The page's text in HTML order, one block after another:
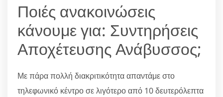
Ποιές ανακοινώσεις
κάνουμε για: Συντηρήσεις
Αποχέτευσης Ανάβυσσος;
Με πάρα πολλή διακριτικότητα απαντάμε στο
τηλεφωνικό κέντρο σε λιγότερο από 10 δευτερόλεπτα